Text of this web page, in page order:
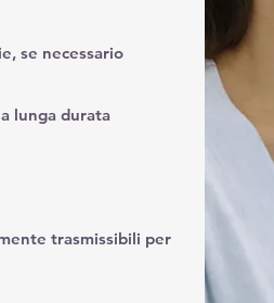
se necessario
lunga durata
trasmissibili per